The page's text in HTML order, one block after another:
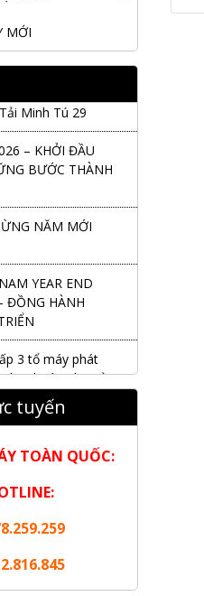
MỚI
Động Cơ Weichai
Minh Tú 29
– KHỞI ĐẦU
BƯỚC THÀNH
NĂM MỚI
YEAR END
ĐỒNG HÀNH
3 tổ máy phát
cho dự án Kho cảng
công tác năm
nhiệm vụ năm
tàu du lịch Hạ
văn phòng
tuyến
TOÀN QUỐC: